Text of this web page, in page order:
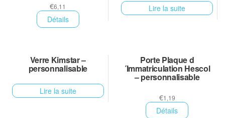
€6,11
Détails
Lire la suite
Verre Kimstar –
personnalisable
Lire la suite
Porte Plaque d
´Immatriculation Hescol
– personnalisable
€1,19
Détails